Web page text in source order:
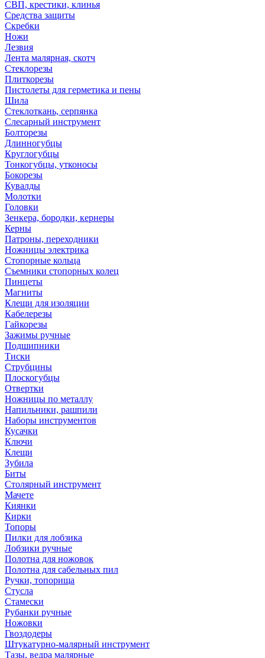
СВП, крестики, клинья
Средства защиты
Скребки
Ножи
Лезвия
Лента малярная, скотч
Стеклорезы
Плиткорезы
Пистолеты для герметика и пены
Шила
Стеклоткань, серпянка
Слесарный инструмент
Болторезы
Длинногубцы
Круглогубцы
Тонкогубцы, утконосы
Бокорезы
Кувалды
Молотки
Головки
Зенкера, бородки, кернеры
Керны
Патроны, переходники
Ножницы электрика
Стопорные кольца
Съемники стопорных колец
Пинцеты
Магниты
Клещи для изоляции
Кабелерезы
Гайкорезы
Зажимы ручные
Подшипники
Тиски
Струбцины
Плоскогубцы
Отвертки
Ножницы по металлу
Напильники, рашпили
Наборы инструментов
Кусачки
Ключи
Клещи
Зубила
Биты
Столярный инструмент
Мачете
Киянки
Кирки
Топоры
Пилки для лобзика
Лобзики ручные
Полотна для ножовок
Полотна для сабельных пил
Ручки, топорища
Стусла
Стамески
Рубанки ручные
Ножовки
Гвоздодеры
Штукатурно-малярный инструмент
Тазы, ведра малярные